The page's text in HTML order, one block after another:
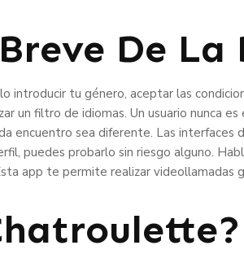
De
introducir tu género, aceptar las
un filtro de idiomas. Un usuario nunca
encuentro sea diferente. Las
puedes probarlo sin riesgo alguno.
app te permite realizar videollamadas